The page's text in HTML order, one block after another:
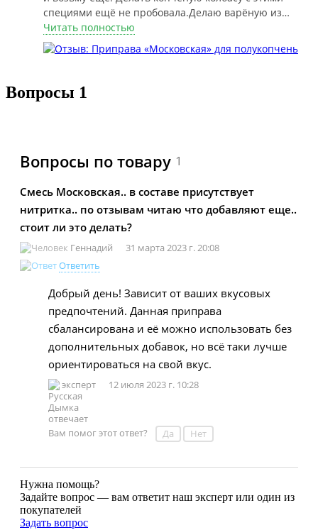
специями ещё не пробовала.Делаю варёную из
свинины.Половину измельчаю на мясорубке со
средней решеткой, вторую половину режу ножом
или на мясорубке с решеткой с самыми крупными
на 1кг фарша и нитритную соль 15 гр.Варю или в
кастрюле или в духовке до 73 градусов внутри
Читать полностью
Вопросы 1
Вопросы по товару 1
Смесь Московская.. в составе присутствует
нитритка.. по отзывам читаю что добавляют еще..
стоит ли это делать?
Геннадий
31 марта 2023 г. 20:08
Ответить
Добрый день! Зависит от ваших вкусовых
предпочтений. Данная приправа
сбалансирована и её можно использовать без
дополнительных добавок, но всё таки лучше
ориентироваться на свой вкус.
эксперт 12 июля 2023 г. 10:28
Вам помог этот ответ? Да Нет
Нужна помощь?
Задайте вопрос — вам ответит наш эксперт или один из
покупателей
Задать вопрос